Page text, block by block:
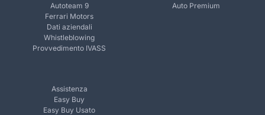
Autoteam 9
Ferrari Motors
Dati aziendali
Whistleblowing
Provvedimento IVASS
Auto Premium
Assistenza
Easy Buy
Easy Buy Usato